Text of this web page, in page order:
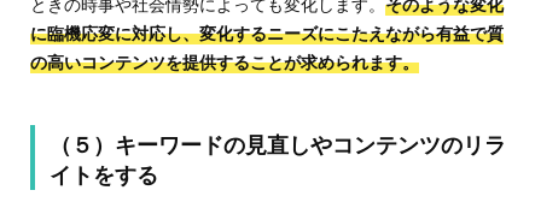
に臨機応変に対応し、変化するニーズにこたえながら有益で質
の高いコンテンツを提供することが求められます。
（５）キーワードの見直しやコンテンツのリラ
イトをする